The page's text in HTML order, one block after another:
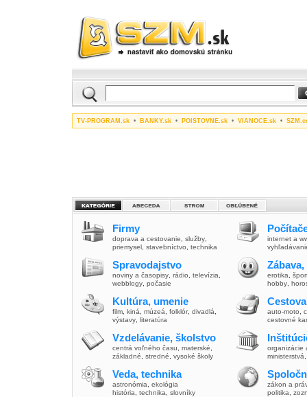
TV-PROGRAM.sk • BANKY.sk • POISTOVNE.sk • VIANOCE.sk •
Firmy
doprava a cestovanie služby
priemysel stavebníctvo technika
Spravodajstvo
noviny a časopisy rádio televízia
webblogy počasie
Kultúra, umenie
film kiná múzeá folklór, divadlá
výstavy literatúra
Vzdelávanie, školstvo
centrá voľného času materské
základné
stredné vysoké školy
Veda, technika
astronómia
ekológia
história
technika slovníky
internet a
erotika
hobby
auto-moto
cestovné
organizácie
ministerstvá
zákon a
politika